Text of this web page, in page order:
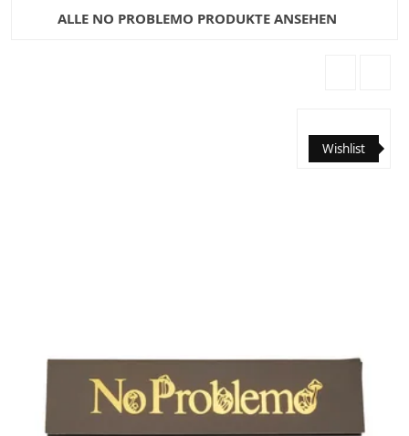
ALLE NO PROBLEMO PRODUKTE ANSEHEN
Wishlist